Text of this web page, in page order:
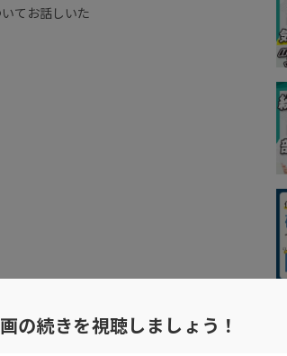
てお話しいた
ソンに向け
ント(定着、活
の続きを視聴しましょう！